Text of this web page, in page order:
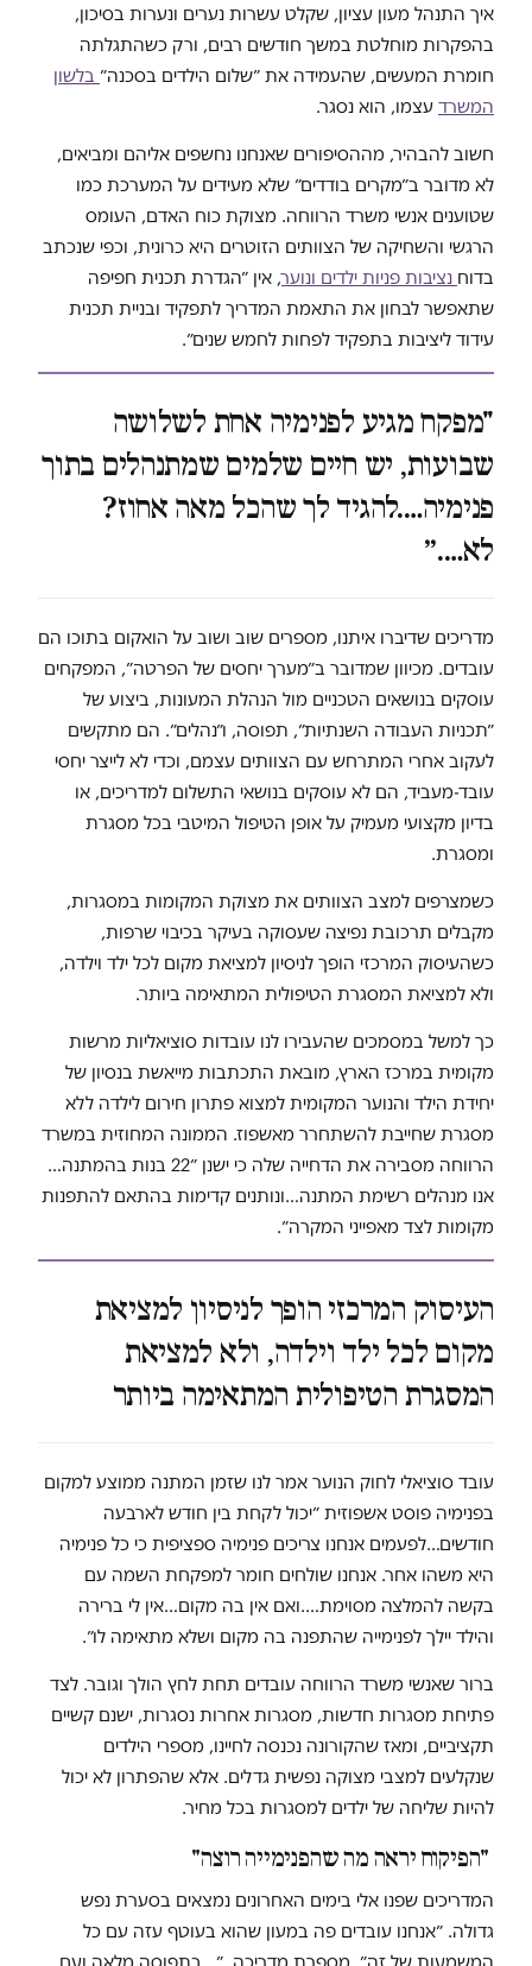
איך התנהל מעון עציון, שקלט עשרות נערים ונערות בסיכון,
בהפקרות מוחלטת במשך חודשים רבים, ורק כשהתגלתה
חומרת המעשים, שהעמידה את ״שלום הילדים בסכנה״ בלשון
המשרד עצמו, הוא נסגר.
חשוב להבהיר, מההסיפורים שאנחנו נחשפים אליהם ומביאים,
לא מדובר ב״מקרים בודדים״ שלא מעידים על המערכת כמו
שטוענים אנשי משרד הרווחה. מצוקת כוח האדם, העומס
הרגשי והשחיקה של הצוותים הזוטרים היא כרונית, וכפי שנכתב
בדוח נציבות פניות ילדים ונוער, אין ״הגדרת תכנית חפיפה
שתאפשר לבחון את התאמת המדריך לתפקיד ובניית תכנית
עידוד ליציבות בתפקיד לפחות לחמש שנים״.
"מפקח מגיע לפנימיה אחת לשלושה
שבועות, יש חיים שלמים שמתנהלים בתוך
פנימיה….להגיד לך שהכל מאה אחוז?
לא….״
מדריכים שדיברו איתנו, מספרים שוב ושוב על הואקום בתוכו הם
עובדים. מכיוון שמדובר ב״מערך יחסים של הפרטה״, המפקחים
עוסקים בנושאים הטכניים מול הנהלת המעונות, ביצוע של
״תכניות העבודה השנתיות״, תפוסה, ו״נהלים״. הם מתקשים
לעקוב אחרי המתרחש עם הצוותים עצמם, וכדי לא לייצר יחסי
עובד-מעביד, הם לא עוסקים בנושאי התשלום למדריכים, או
בדיון מקצועי מעמיק על אופן הטיפול המיטבי בכל מסגרת
ומסגרת.
כשמצרפים למצב הצוותים את מצוקת המקומות במסגרות,
מקבלים תרכובת נפיצה שעסוקה בעיקר בכיבוי שרפות,
כשהעיסוק המרכזי הופך לניסיון למציאת מקום לכל ילד וילדה,
ולא למציאת המסגרת הטיפולית המתאימה ביותר.
כך למשל במסמכים שהעבירו לנו עובדות סוציאליות מרשות
מקומית במרכז הארץ, מובאת התכתבות מייאשת בנסיון של
יחידת הילד והנוער המקומית למצוא פתרון חירום לילדה ללא
מסגרת שחייבת להשתחרר מאשפוז. הממונה המחוזית במשרד
הרווחה מסבירה את הדחייה שלה כי ישנן ״22 בנות בהמתנה…
אנו מנהלים רשימת המתנה…ונותנים קדימות בהתאם להתפנות
מקומות לצד מאפייני המקרה״.
העיסוק המרכזי הופך לניסיון למציאת
מקום לכל ילד וילדה, ולא למציאת
המסגרת הטיפולית המתאימה ביותר
עובד סוציאלי לחוק הנוער אמר לנו שזמן המתנה ממוצע למקום
בפנימיה פוסט אשפוזית ״יכול לקחת בין חודש לארבעה
חודשים…לפעמים אנחנו צריכים פנימיה ספציפית כי כל פנימיה
היא משהו אחר. אנחנו שולחים חומר למפקחת השמה עם
בקשה להמלצה מסוימת….ואם אין בה מקום…אין לי ברירה
והילד יילך לפנימייה שהתפנה בה מקום ושלא מתאימה לו״.
ברור שאנשי משרד הרווחה עובדים תחת לחץ הולך וגובר. לצד
פתיחת מסגרות חדשות, מסגרות אחרות נסגרות, ישנם קשיים
תקציביים, ומאז שהקורונה נכנסה לחיינו, מספרי הילדים
שנקלעים למצבי מצוקה נפשית גדלים. אלא שהפתרון לא יכול
להיות שליחה של ילדים למסגרות בכל מחיר.
"הפיקוח יראה מה שהפנימייה רוצה"
המדריכים שפנו אלי בימים האחרונים נמצאים בסערת נפש
גדולה. ״אנחנו עובדים פה במעון שהוא בעוטף עזה עם כל